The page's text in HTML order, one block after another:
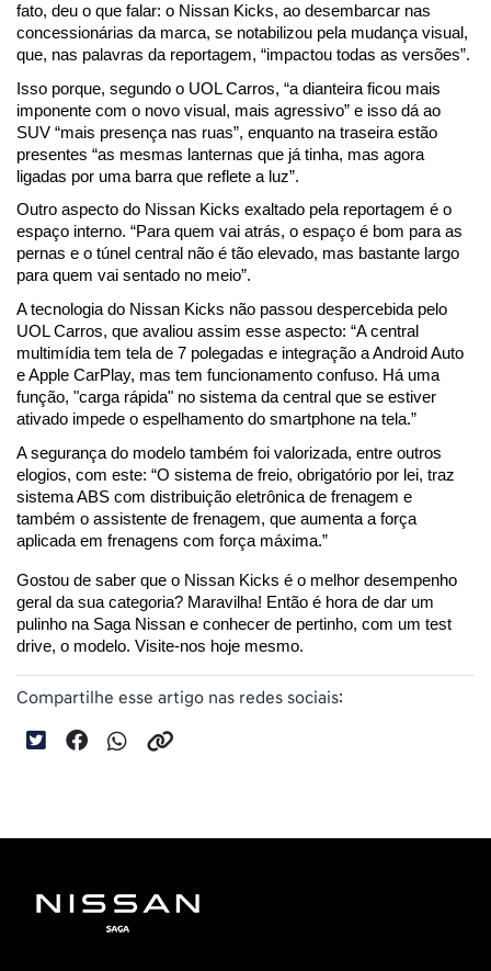
fato, deu o que falar: o Nissan Kicks, ao desembarcar nas
concessionárias da marca, se notabilizou pela mudança visual,
que, nas palavras da reportagem, “impactou todas as versões”.
Isso porque, segundo o UOL Carros, “a dianteira ficou mais
imponente com o novo visual, mais agressivo” e isso dá ao
SUV “mais presença nas ruas”, enquanto na traseira estão
presentes “as mesmas lanternas que já tinha, mas agora
ligadas por uma barra que reflete a luz”.
Outro aspecto do Nissan Kicks exaltado pela reportagem é o
espaço interno. “Para quem vai atrás, o espaço é bom para as
pernas e o túnel central não é tão elevado, mas bastante largo
para quem vai sentado no meio”.
A tecnologia do Nissan Kicks não passou despercebida pelo
UOL Carros, que avaliou assim esse aspecto: “A central
multimídia tem tela de 7 polegadas e integração a Android Auto
e Apple CarPlay, mas tem funcionamento confuso. Há uma
função, "carga rápida" no sistema da central que se estiver
ativado impede o espelhamento do smartphone na tela.”
A segurança do modelo também foi valorizada, entre outros
elogios, com este: “O sistema de freio, obrigatório por lei, traz
sistema ABS com distribuição eletrônica de frenagem e
também o assistente de frenagem, que aumenta a força
aplicada em frenagens com força máxima.”
Gostou de saber que o Nissan Kicks é o melhor desempenho
geral da sua categoria? Maravilha! Então é hora de dar um
pulinho na Saga Nissan e conhecer de pertinho, com um test
drive, o modelo. Visite-nos hoje mesmo.
Compartilhe esse artigo nas redes sociais: